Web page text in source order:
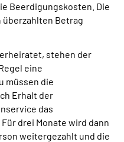
Beerdigungskosten. Die
Betrag
stehen der
eine
müssen die
Erhalt der
das
drei Monate wird dann
weitergezahlt und die